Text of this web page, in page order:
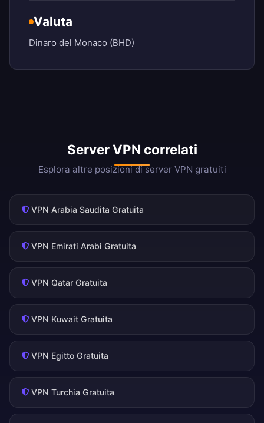
Valuta
Dinaro del Monaco (BHD)
Server VPN correlati
Esplora altre posizioni di server VPN gratuiti
VPN Arabia Saudita Gratuita
VPN Emirati Arabi Gratuita
VPN Qatar Gratuita
VPN Kuwait Gratuita
VPN Egitto Gratuita
VPN Turchia Gratuita